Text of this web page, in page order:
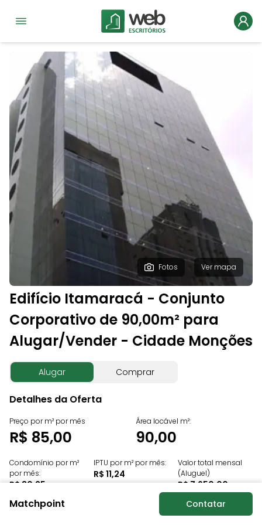
Fotos Ver mapa
Edifício Itamaracá - Conjunto
Corporativo de 90,00m² para
Alugar/Vender - Cidade Monções
Alugar Comprar
Detalhes da Oferta
Preço por m² por mês
R$ 85,00
Área locável m²:
90,00
Condomínio por m²
por mês:
R$ 30,25
IPTU por m² por mês:
R$ 11,24
Valor total mensal
(Aluguel)
R$ 7.650,00
Unidades:
Matchpoint Contatar